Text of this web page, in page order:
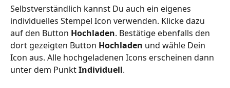
Selbstverständlich kannst Du auch ein eigenes
individuelles Stempel Icon verwenden. Klicke dazu
auf den Button Hochladen. Bestätige ebenfalls den
dort gezeigten Button Hochladen und wähle Dein
Icon aus. Alle hochgeladenen Icons erscheinen dann
unter dem Punkt Individuell.